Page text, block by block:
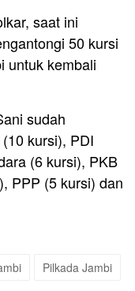
saat ini
50 kursi
untuk kembali
sudah
kursi), PDI
(6 kursi), PKB
PPP (5 kursi) dan
Pilkada Jambi